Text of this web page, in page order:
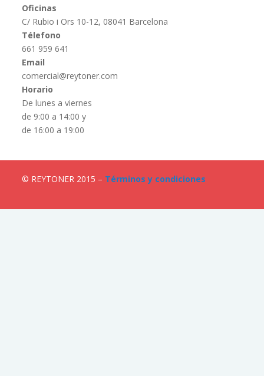
Oficinas
C/ Rubio i Ors 10-12, 08041 Barcelona
Télefono
661 959 641
Email
comercial@reytoner.com
Horario
De lunes a viernes
de 9:00 a 14:00 y
de 16:00 a 19:00
© REYTONER 2015 – Términos y condiciones